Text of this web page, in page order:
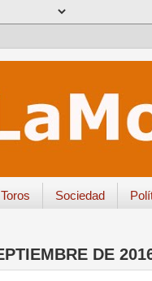
Toros Sociedad
DE